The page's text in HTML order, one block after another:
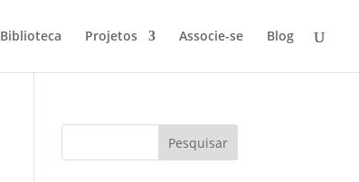
Biblioteca Projetos Associe-se Blog